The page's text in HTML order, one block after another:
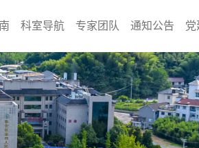
科室导航 专家团队 通知公告 党